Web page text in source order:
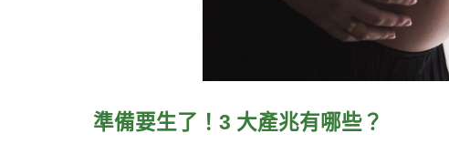
準備要生了！3 大產兆有哪些？